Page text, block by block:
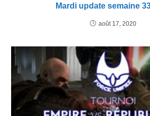
Mardi update semaine
août 17, 2020